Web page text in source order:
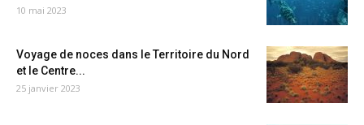
10 mai 2023
Voyage de noces dans le Territoire du Nord
et le Centre...
25 janvier 2023